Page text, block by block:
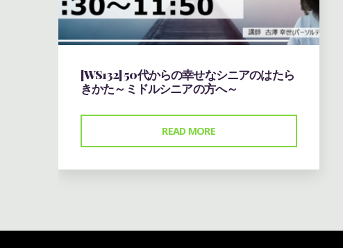
[WS132] 50代からの幸せなシニアのはたら
きかた～ミドルシニアの方へ～
READ MORE
[WS132]
50